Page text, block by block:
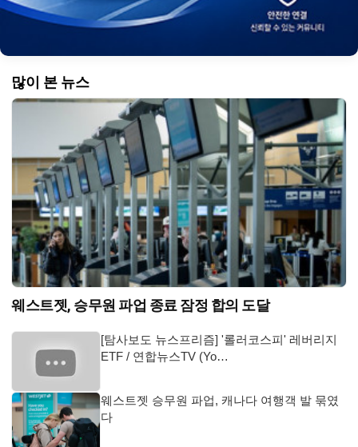
많이 본 뉴스
웨스트젯, 승무원 파업 종료 잠정 합의 도달
[탐사보도 뉴스프리즘] '롤러코스피' 레버리지
ETF / 연합뉴스TV (Yo…
웨스트젯 승무원 파업, 캐나다 여행객 발 묶였
다